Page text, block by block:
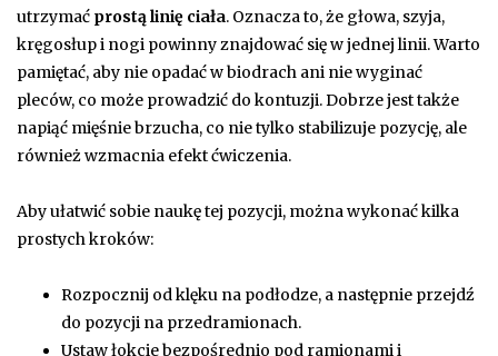
utrzymać prostą linię ciała. Oznacza to, że głowa, szyja,
kręgosłup i nogi powinny znajdować się w jednej linii. Warto
pamiętać, aby nie opadać w biodrach ani nie wyginać
pleców, co może prowadzić do kontuzji. Dobrze jest także
napiąć mięśnie brzucha, co nie tylko stabilizuje pozycję, ale
również wzmacnia efekt ćwiczenia.
Aby ułatwić sobie naukę tej pozycji, można wykonać kilka
prostych kroków:
Rozpocznij od klęku na podłodze, a następnie przejdź
do pozycji na przedramionach.
Ustaw łokcie bezpośrednio pod ramionami i